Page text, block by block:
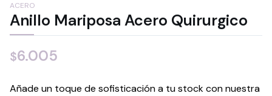
ACERO
Anillo Mariposa Acero Quirurgico
$6.005
Añade un toque de sofisticación a tu stock con nuestra